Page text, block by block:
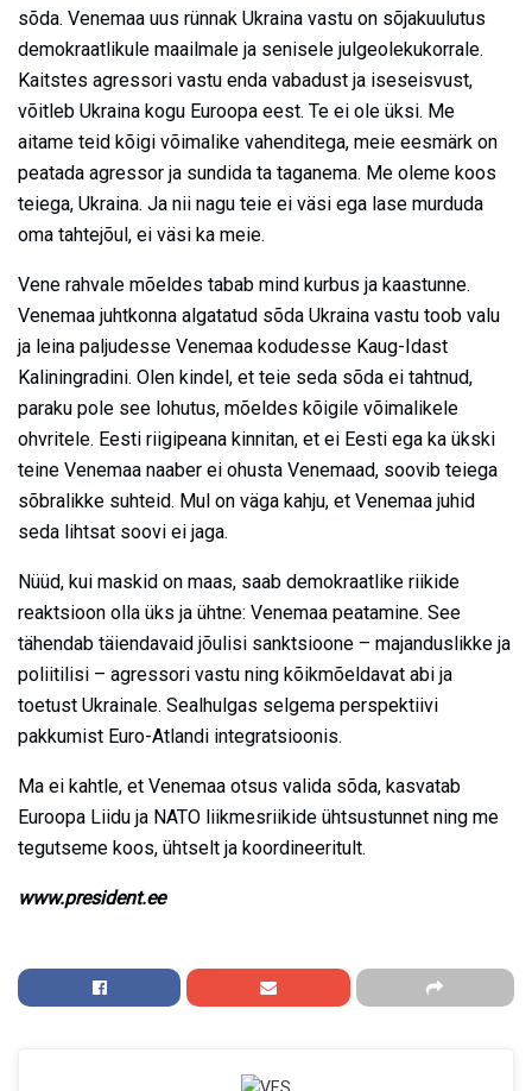
sõda. Venemaa uus rünnak Ukraina vastu on sõjakuulutus
demokraatlikule maailmale ja senisele julgeolekukorrale.
Kaitstes agressori vastu enda vabadust ja iseseisvust,
võitleb Ukraina kogu Euroopa eest. Te ei ole üksi. Me
aitame teid kõigi võimalike vahenditega, meie eesmärk on
peatada agressor ja sundida ta taganema. Me oleme koos
teiega, Ukraina. Ja nii nagu teie ei väsi ega lase murduda
oma tahtejõul, ei väsi ka meie.
Vene rahvale mõeldes tabab mind kurbus ja kaastunne.
Venemaa juhtkonna algatatud sõda Ukraina vastu toob valu
ja leina paljudesse Venemaa kodudesse Kaug-Idast
Kaliningradini. Olen kindel, et teie seda sõda ei tahtnud,
paraku pole see lohutus, mõeldes kõigile võimalikele
ohvritele. Eesti riigipeana kinnitan, et ei Eesti ega ka ükski
teine Venemaa naaber ei ohusta Venemaad, soovib teiega
sõbralikke suhteid. Mul on väga kahju, et Venemaa juhid
seda lihtsat soovi ei jaga.
Nüüd, kui maskid on maas, saab demokraatlike riikide
reaktsioon olla üks ja ühtne: Venemaa peatamine. See
tähendab täiendavaid jõulisi sanktsioone – majanduslikke ja
poliitilisi – agressori vastu ning kõikmõeldavat abi ja
toetust Ukrainale. Sealhulgas selgema perspektiivi
pakkumist Euro-Atlandi integratsioonis.
Ma ei kahtle, et Venemaa otsus valida sõda, kasvatab
Euroopa Liidu ja NATO liikmesriikide ühtsustunnet ning me
tegutseme koos, ühtselt ja koordineeritult.
www.president.ee